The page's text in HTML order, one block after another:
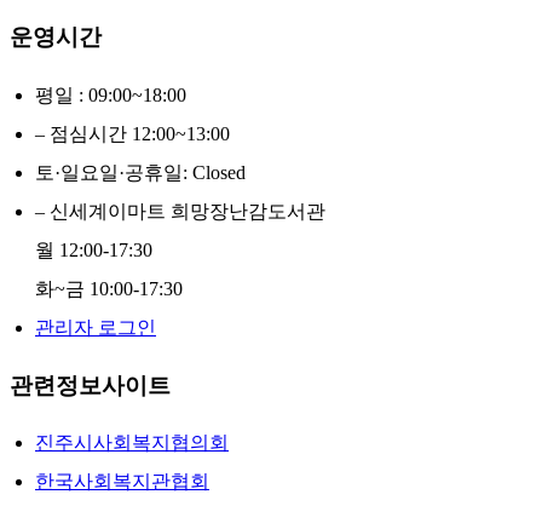
운영시간
평일 : 09:00~18:00
– 점심시간 12:00~13:00
토·일요일·공휴일: Closed
– 신세계이마트 희망장난감도서관
월 12:00-17:30
화~금 10:00-17:30
관리자 로그인
관련정보사이트
진주시사회복지협의회
한국사회복지관협회